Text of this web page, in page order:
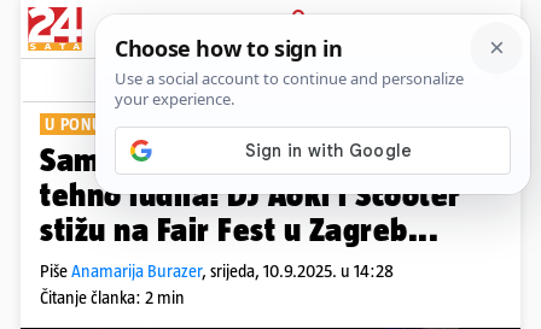
PRIJAVA
Show Komentari
U PONUDI JE 1+1 ULAZNICA GRATIS
Samo jedan dan dijeli nas od
tehno ludila! DJ Aoki i Scooter
stižu na Fair Fest u Zagreb...
PišeAnamarija Burazer, srijeda, 10.9.2025. u 14:28
Čitanje članka: 2 min